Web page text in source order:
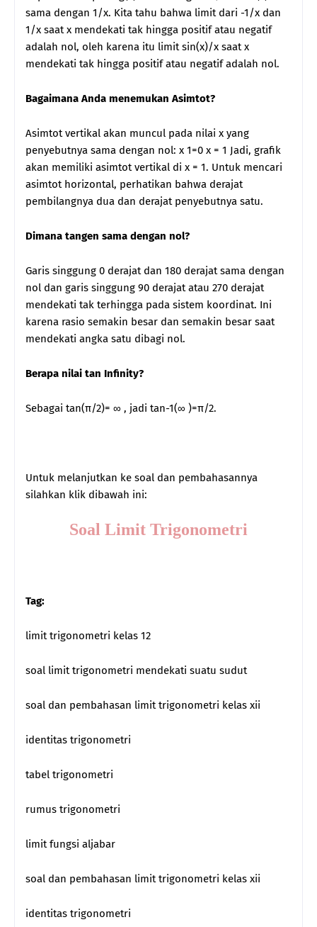
sama dengan 1/x. Kita tahu bahwa limit dari -1/x dan
1/x saat x mendekati tak hingga positif atau negatif
adalah nol, oleh karena itu limit sin(x)/x saat x
mendekati tak hingga positif atau negatif adalah nol.
Bagaimana Anda menemukan Asimtot?
Asimtot vertikal akan muncul pada nilai x yang
penyebutnya sama dengan nol: x 1=0 x = 1 Jadi, grafik
akan memiliki asimtot vertikal di x = 1. Untuk mencari
asimtot horizontal, perhatikan bahwa derajat
pembilangnya dua dan derajat penyebutnya satu.
Dimana tangen sama dengan nol?
Garis singgung 0 derajat dan 180 derajat sama dengan
nol dan garis singgung 90 derajat atau 270 derajat
mendekati tak terhingga pada sistem koordinat. Ini
karena rasio semakin besar dan semakin besar saat
mendekati angka satu dibagi nol.
Berapa nilai tan Infinity?
Sebagai tan(π/2)= ∞ , jadi tan-1(∞ )=π/2.
Untuk melanjutkan ke soal dan pembahasannya
silahkan klik dibawah ini:
Soal Limit Trigonometri
Tag:
limit trigonometri kelas 12
soal limit trigonometri mendekati suatu sudut
soal dan pembahasan limit trigonometri kelas xii
identitas trigonometri
tabel trigonometri
rumus trigonometri
limit fungsi aljabar
soal dan pembahasan limit trigonometri kelas xii
identitas trigonometri